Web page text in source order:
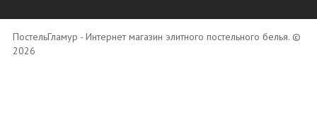
ПостельГламур - Интернет магазин элитного постельного белья. ©
2026